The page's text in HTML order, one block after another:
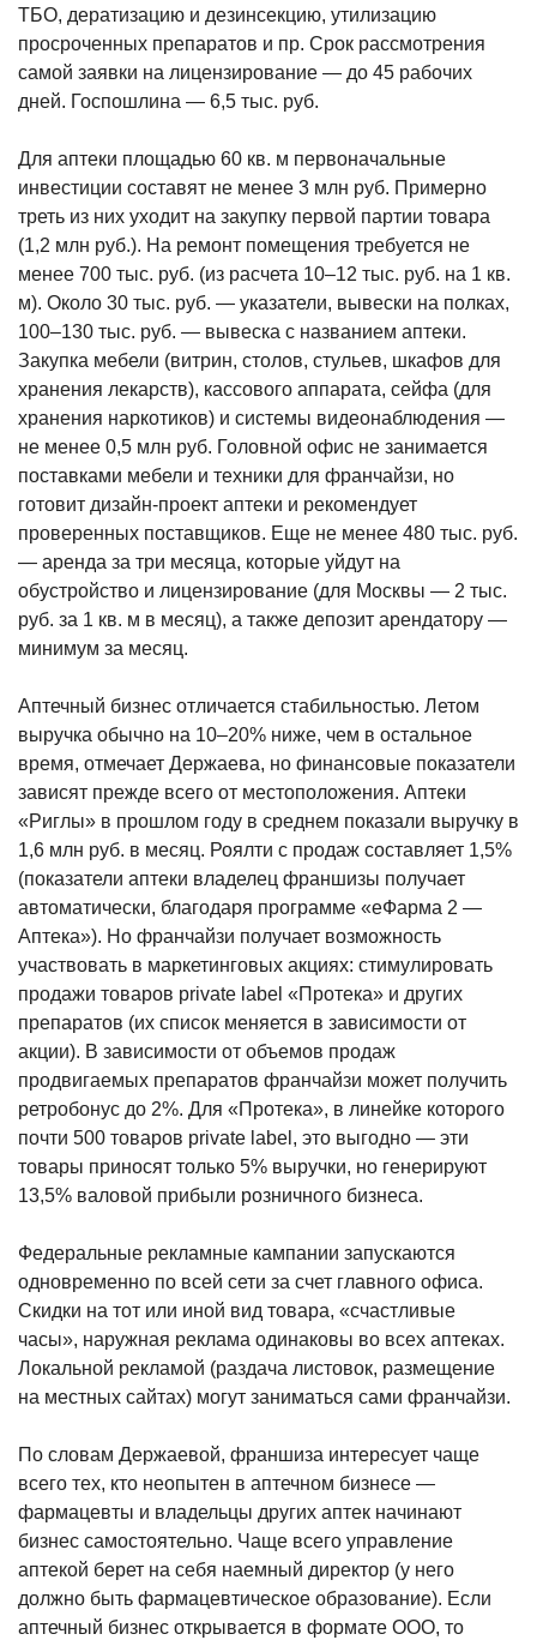
ТБО, дератизацию и дезинсекцию, утилизацию
просроченных препаратов и пр. Срок рассмотрения
самой заявки на лицензирование — до 45 рабочих
дней. Госпошлина — 6,5 тыс. руб.
Для аптеки площадью 60 кв. м первоначальные
инвестиции составят не менее 3 млн руб. Примерно
треть из них уходит на закупку первой партии товара
(1,2 млн руб.). На ремонт помещения требуется не
менее 700 тыс. руб. (из расчета 10–12 тыс. руб. на 1 кв.
м). Около 30 тыс. руб. — указатели, вывески на полках,
100–130 тыс. руб. — вывеска с названием аптеки.
Закупка мебели (витрин, столов, стульев, шкафов для
хранения лекарств), кассового аппарата, сейфа (для
хранения наркотиков) и системы видеонаблюдения —
не менее 0,5 млн руб. Головной офис не занимается
поставками мебели и техники для франчайзи, но
готовит дизайн-проект аптеки и рекомендует
проверенных поставщиков. Еще не менее 480 тыс. руб.
— аренда за три месяца, которые уйдут на
обустройство и лицензирование (для Москвы — 2 тыс.
руб. за 1 кв. м в месяц), а также депозит арендатору —
минимум за месяц.
Аптечный бизнес отличается стабильностью. Летом
выручка обычно на 10–20% ниже, чем в остальное
время, отмечает Держаева, но финансовые показатели
зависят прежде всего от местоположения. Аптеки
«Риглы» в прошлом году в среднем показали выручку в
1,6 млн руб. в месяц. Роялти с продаж составляет 1,5%
(показатели аптеки владелец франшизы получает
автоматически, благодаря программе «еФарма 2 —
Аптека»). Но франчайзи получает возможность
участвовать в маркетинговых акциях: стимулировать
продажи товаров private label «Протека» и других
препаратов (их список меняется в зависимости от
акции). В зависимости от объемов продаж
продвигаемых препаратов франчайзи может получить
ретробонус до 2%. Для «Протека», в линейке которого
почти 500 товаров private label, это выгодно — эти
товары приносят только 5% выручки, но генерируют
13,5% валовой прибыли розничного бизнеса.
Федеральные рекламные кампании запускаются
одновременно по всей сети за счет главного офиса.
Скидки на тот или иной вид товара, «счастливые
часы», наружная реклама одинаковы во всех аптеках.
Локальной рекламой (раздача листовок, размещение
на местных сайтах) могут заниматься сами франчайзи.
По словам Держаевой, франшиза интересует чаще
всего тех, кто неопытен в аптечном бизнесе —
фармацевты и владельцы других аптек начинают
бизнес самостоятельно. Чаще всего управление
аптекой берет на себя наемный директор (у него
должно быть фармацевтическое образование). Если
аптечный бизнес открывается в формате ООО, то